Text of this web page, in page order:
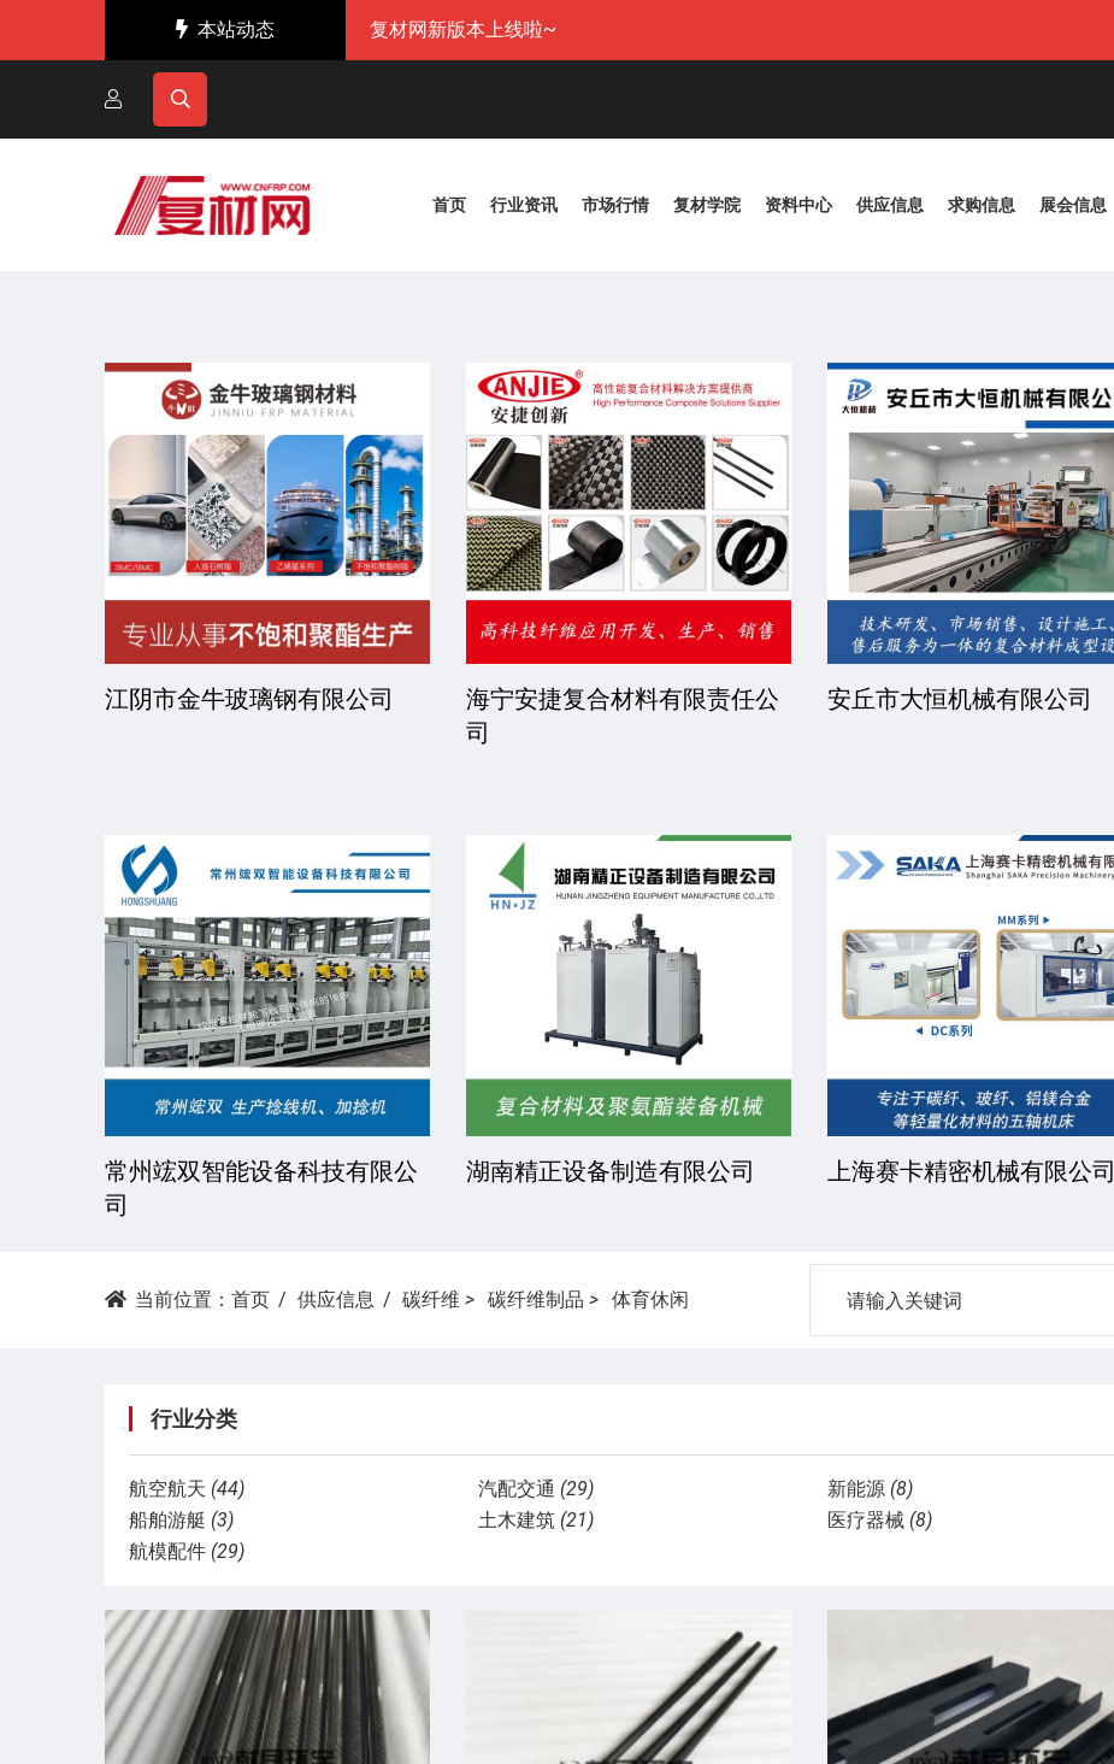
本站动态 复材网新版本上线啦~
首页 行业资讯 市场行情 复材学院 资料中心 供应信息 求购信息 展会信息
江阴市金牛玻璃钢有限公司
海宁安捷复合材料有限责任公
司
安丘市大恒机械有限公司
常州竤双智能设备科技有限公
司
湖南精正设备制造有限公司 上海赛卡精密机械有限公司
当前位置： 首页 供应信息 碳纤维 > 碳纤维制品 > 体育休闲
行业分类
航空航天 (44) 汽配交通 (29) 新能源 (8)
船舶游艇 (3) 土木建筑 (21) 医疗器械 (8)
航模配件 (29)